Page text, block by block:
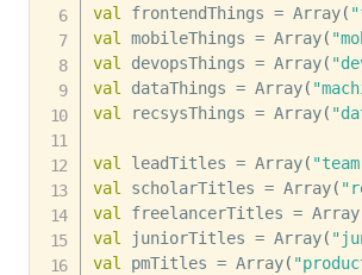
val frontendThings = Array(
val mobileThings = Array(
val devopsThings = Array(
val dataThings = Array(
val recsysThings = Array(
val leadTitles = Array(
val scholarTitles = Array(
val freelancerTitles = Array
val juniorTitles = Array(
val pmTitles = Array(